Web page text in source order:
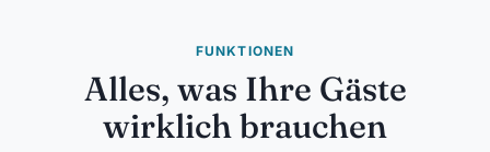
FUNKTIONEN
Alles, was Ihre Gäste
wirklich brauchen